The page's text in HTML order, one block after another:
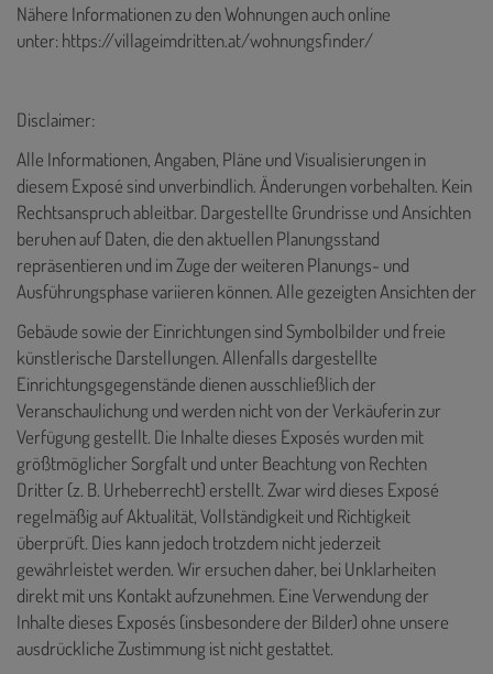
Nähere Informationen zu den Wohnungen auch online
unter:https://villageimdritten.at/wohnungsfinder/
Disclaimer:
Alle Informationen, Angaben, Pläne und Visualisierungen in
diesem Exposé sind unverbindlich. Änderungen vorbehalten. Kein
Rechtsanspruch ableitbar. Dargestellte Grundrisse und Ansichten
beruhen auf Daten, die den aktuellen Planungsstand
repräsentieren und im Zuge der weiteren Planungs- und
Ausführungsphase variieren können. Alle gezeigten Ansichten der
Gebäude sowie der Einrichtungen sind Symbolbilder und freie
künstlerische Darstellungen. Allenfalls dargestellte
Einrichtungsgegenstände dienen ausschließlich der
Veranschaulichung und werden nicht von der Verkäuferin zur
Verfügung gestellt. Die Inhalte dieses Exposéswurden mit
größtmöglicher Sorgfalt und unter Beachtung von Rechten
Dritter (z. B. Urheberrecht) erstellt. Zwar wird dieses Exposé
regelmäßig auf Aktualität, Vollständigkeit und Richtigkeit
überprüft. Dies kann jedoch trotzdem nicht jederzeit
gewährleistet werden. Wir ersuchen daher, bei Unklarheiten
direkt mit uns Kontakt aufzunehmen. Eine Verwendung der
Inhalte dieses Exposés (insbesondere der Bilder) ohne unsere
ausdrückliche Zustimmung ist nicht gestattet.